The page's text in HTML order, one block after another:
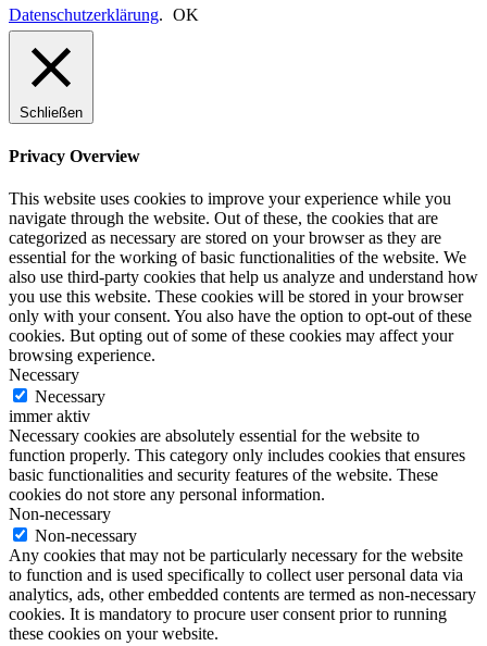
Datenschutzerklärung. OK
Schließen
Privacy Overview
This website uses cookies to improve your experience while you
navigate through the website. Out of these, the cookies that are
categorized as necessary are stored on your browser as they are
essential for the working of basic functionalities of the website. We
also use third-party cookies that help us analyze and understand how
you use this website. These cookies will be stored in your browser
only with your consent. You also have the option to opt-out of these
cookies. But opting out of some of these cookies may affect your
browsing experience.
Necessary
Necessary
immer aktiv
Necessary cookies are absolutely essential for the website to
function properly. This category only includes cookies that ensures
basic functionalities and security features of the website. These
cookies do not store any personal information.
Non-necessary
Non-necessary
Any cookies that may not be particularly necessary for the website
to function and is used specifically to collect user personal data via
analytics, ads, other embedded contents are termed as non-necessary
cookies. It is mandatory to procure user consent prior to running
these cookies on your website.